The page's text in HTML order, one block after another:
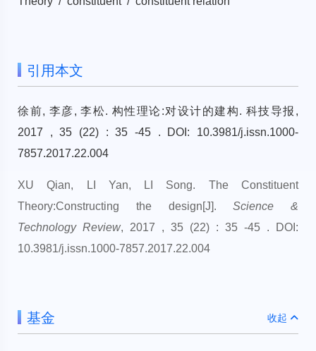
引用本文
徐前, 李彦, 李松. 构性理论:对设计的建构. 科技导报,
2017 , 35 (22) : 35 -45 . DOI: 10.3981/j.issn.1000-
7857.2017.22.004
XU Qian, LI Yan, LI Song. The Constituent
Theory:Constructing the design[J].Science &
Technology Review, 2017 , 35 (22) : 35 -45 . DOI:
10.3981/j.issn.1000-7857.2017.22.004
基金 收起